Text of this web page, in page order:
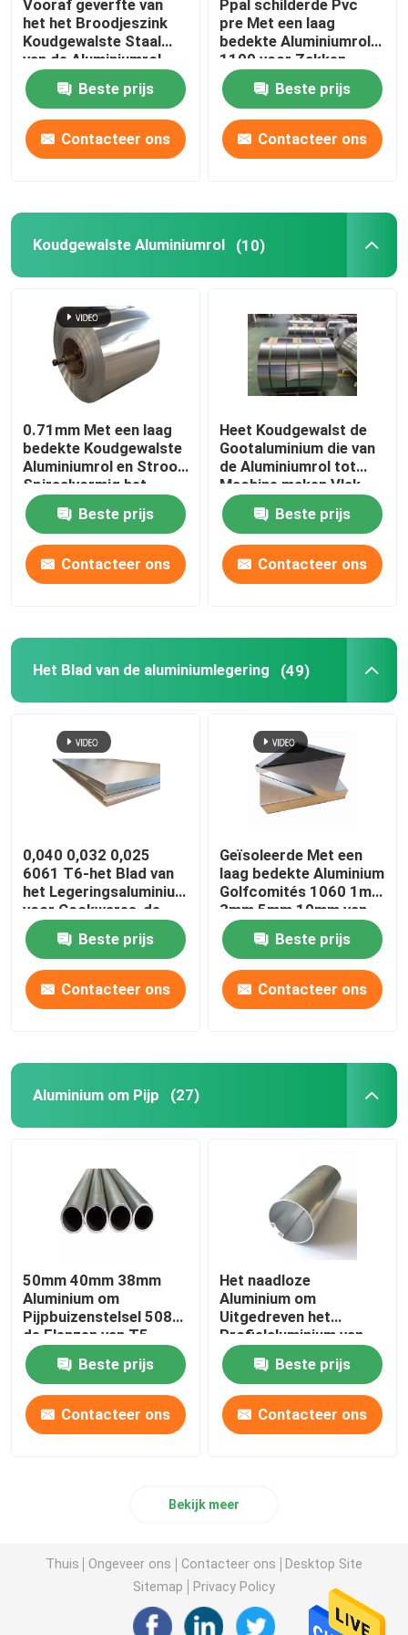
Vooraf geverfte van
het het Broodjeszink
Koudgewalste Staal
van de Aluminiumrol
van de de Rolopslag
Doos 1219mm
Beste prijs
Contacteer ons
Ppal schilderde Pvc
pre Met een laag
bedekte Aluminiumrol
1100 voor Zakken
300mm 405mm
505mm van
Ritssluitings Plastic
Mylar
Beste prijs
Contacteer ons
Koudgewalste Aluminiumrol (10)
0.71mm Met een laag
bedekte Koudgewalste
Aluminiumrol en Strook
Spiraalvormig het
Binden ASTM A463
Type 1 AS240-300
Beste prijs
Contacteer ons
Heet Koudgewalst de
Gootaluminium die van
de Aluminiumrol tot
Machine maken Vlak
0.43mm G550 AL Zn
Beste prijs
Contacteer ons
Het Blad van de aluminiumlegering (49)
0,040 0,032 0,025
6061 T6-het Blad van
het Legeringsaluminium
voor Cookwares-de
Drukspaties van de
Lichtensublimatie
Beste prijs
Contacteer ons
Geïsoleerde Met een
laag bedekte Aluminium
Golfcomités 1060 1mm
3mm 5mm 10mm van
Dakwerkbladen 3004
3005
Beste prijs
Contacteer ons
Aluminium om Pijp (27)
50mm 40mm 38mm
Aluminium om
Pijpbuizenstelsel 5083
de Flenzen van T5
7075 T6 voor
OlieleidingBeste prijs
Contacteer ons
Het naadloze
Aluminium om
Uitgedreven het
Profielaluminium van
Heatsink van de
Pijpbuis kartelde 25mm
45mm 70mm
Beste prijs
Contacteer ons
Bekijk meer
Thuis Ongeveer ons Contacteer ons
Desktop Site
Sitemap
Privacy Policy